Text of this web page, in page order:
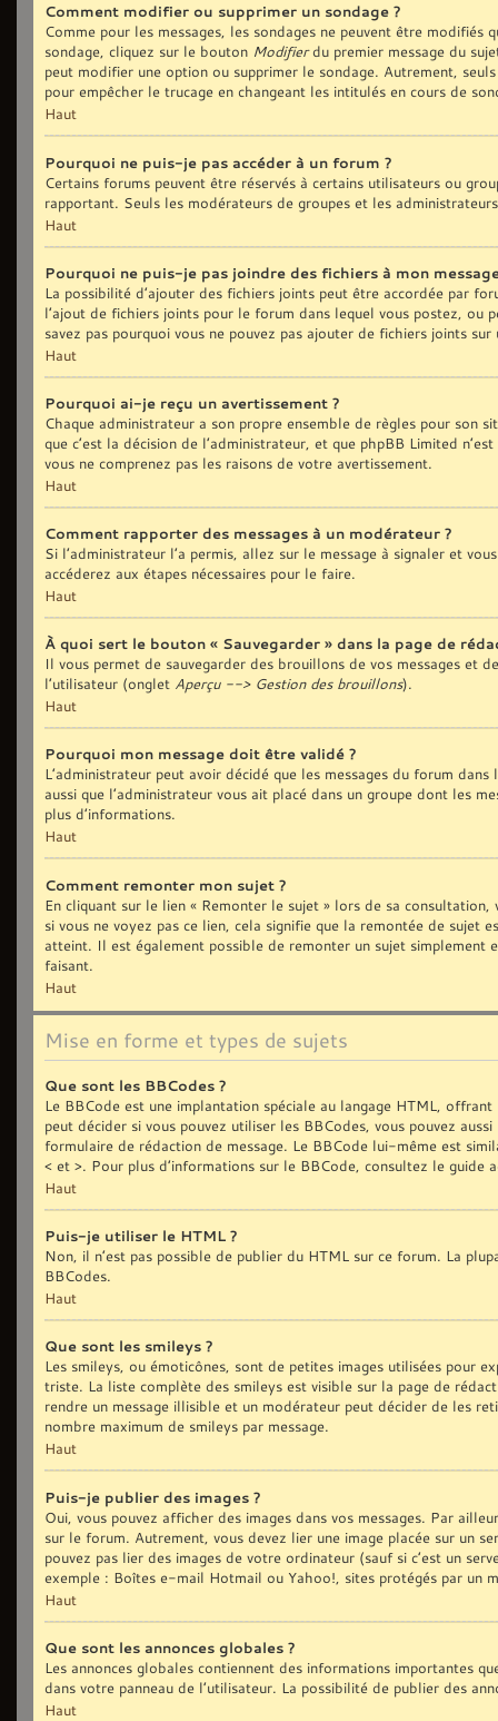
Comment modifier ou supprimer un sondage ?
Comme pour les messages, les sondages ne peuvent être
sondage, cliquez sur le bouton Modifierdu premier message du
peut modifier une option ou supprimer le sondage. Autrement,
pour empêcher le trucage en changeant les intitulés en cours de
Haut
Pourquoi ne puis-je pas accéder à un forum ?
Certains forums peuvent être réservés à certains utilisateurs ou
rapportant. Seuls les modérateurs de groupes et les
Haut
Pourquoi ne puis-je pas joindre des fichiers à mon
La possibilité d’ajouter des fichiers joints peut être accordée par
l’ajout de fichiers joints pour le forum dans lequel vous postez, ou
savez pas pourquoi vous ne pouvez pas ajouter de fichiers joints
Haut
Pourquoi ai-je reçu un avertissement ?
Chaque administrateur a son propre ensemble de règles pour son
que c’est la décision de l’administrateur, et que phpBB Limited
vous ne comprenez pas les raisons de votre avertissement.
Haut
Comment rapporter des messages à un modérateur ?
Si l’administrateur l’a permis, allez sur le message à signaler et
accéderez aux étapes nécessaires pour le faire.
Haut
À quoi sert le bouton « Sauvegarder » dans la page de
Il vous permet de sauvegarder des brouillons de vos messages et
l’utilisateur (onglet Aperçu --> Gestion des brouillons).
Haut
Pourquoi mon message doit être validé ?
L’administrateur peut avoir décidé que les messages du forum
aussi que l’administrateur vous ait placé dans un groupe dont les
plus d’informations.
Haut
Comment remonter mon sujet ?
En cliquant sur le lien « Remonter le sujet » lors de sa consultation,
si vous ne voyez pas ce lien, cela signifie que la remontée de sujet
atteint. Il est également possible de remonter un sujet simplement
faisant.
Haut
Mise en forme et types de sujets
Que sont les BBCodes ?
Le BBCode est une implantation spéciale au langage HTML,
peut décider si vous pouvez utiliser les BBCodes, vous pouvez
formulaire de rédaction de message. Le BBCode lui-même est
< et >. Pour plus d’informations sur le BBCode, consultez le guide
Haut
Puis-je utiliser le HTML ?
Non, il n’est pas possible de publier du HTML sur ce forum. La
BBCodes.
Haut
Que sont les smileys ?
Les smileys, ou émoticônes, sont de petites images utilisées pour
triste. La liste complète des smileys est visible sur la page de
rendre un message illisible et un modérateur peut décider de les
nombre maximum de smileys par message.
Haut
Puis-je publier des images ?
Oui, vous pouvez afficher des images dans vos messages. Par
sur le forum. Autrement, vous devez lier une image placée sur un
pouvez pas lier des images de votre ordinateur (sauf si c’est un
exemple : Boîtes e-mail Hotmail ou Yahoo!, sites protégés par un
Haut
Que sont les annonces globales ?
Les annonces globales contiennent des informations importantes
dans votre panneau de l’utilisateur. La possibilité de publier des
Haut